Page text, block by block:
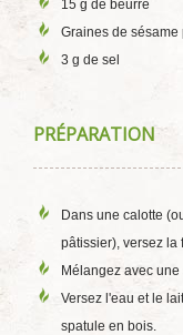
15 g de beurre
Graines de
3 g de sel
PRÉPARATION
Dans une calotte
pâtissier), versez la
Mélangez avec
Versez l'eau et le
spatule en bois.